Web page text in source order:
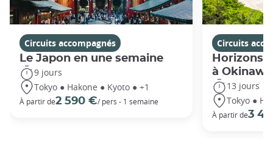
Circuits accompagnés
Le Japon en une semaine
9 jours
Tokyo ● Hakone ● Kyoto ● +1
À partir de2 590 €/ pers - 1 semaine
Circuits
Horizons
à Okinawa
13 jours
Tokyo ●
À partir de3